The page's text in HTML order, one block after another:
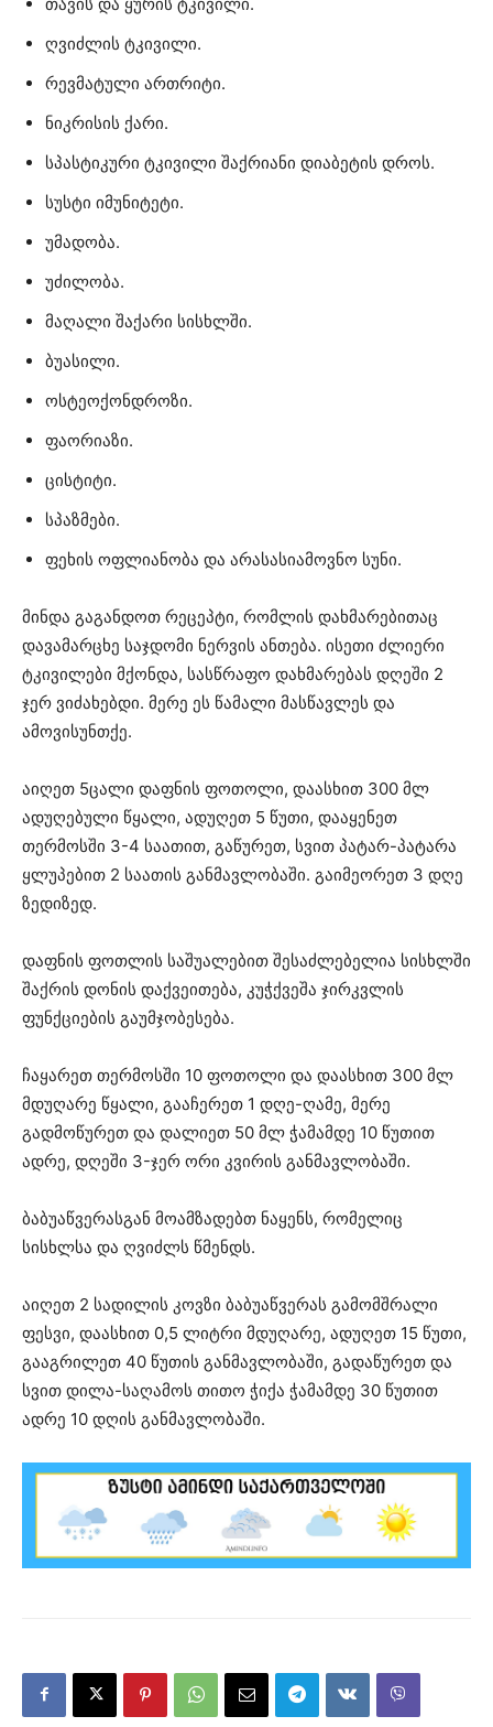
ღვიძლის ტკივილი.
რევმატული ართრიტი.
ნიკრისის ქარი.
სპასტიკური ტკივილი შაქრიანი დიაბეტის დროს.
სუსტი იმუნიტეტი.
უმადობა.
უძილობა.
მაღალი შაქარი სისხლში.
ბუასილი.
ოსტეოქონდროზი.
ფაორიაზი.
ცისტიტი.
სპაზმები.
ფეხის ოფლიანობა და არასასიამოვნო სუნი.
მინდა გაგანდოთ რეცეპტი, რომლის დახმარებითაც
დავამარცხე საჯდომი ნერვის ანთება. ისეთი ძლიერი
ტკივილები მქონდა, სასწრაფო დახმარებას დღეში 2
ჯერ ვიძახებდი. მერე ეს წამალი მასწავლეს და
ამოვისუნთქე.
აიღეთ 5ცალი დაფნის ფოთოლი, დაასხით 300 მლ
ადუღებული წყალი, ადუღეთ 5 წუთი, დააყენეთ
თერმოსში 3-4 საათით, გაწურეთ, სვით პატარ-პატარა
ყლუპებით 2 საათის განმავლობაში. გაიმეორეთ 3 დღე
ზედიზედ.
დაფნის ფოთლის საშუალებით შესაძლებელია სისხლში
შაქრის დონის დაქვეითება, კუჭქვეშა ჯირკვლის
ფუნქციების გაუმჯობესება.
ჩაყარეთ თერმოსში 10 ფოთოლი და დაასხით 300 მლ
მდუღარე წყალი, გააჩერეთ 1 დღე-ღამე, მერე
გადმოწურეთ და დალიეთ 50 მლ ჭამამდე 10 წუთით
ადრე, დღეში 3-ჯერ ორი კვირის განმავლობაში.
ბაბუაწვერასგან მოამზადებთ ნაყენს, რომელიც
სისხლსა და ღვიძლს წმენდს.
აიღეთ 2 სადილის კოვზი ბაბუაწვერას გამომშრალი
ფესვი, დაასხით 0,5 ლიტრი მდუღარე, ადუღეთ 15 წუთი,
გააგრილეთ 40 წუთის განმავლობაში, გადაწურეთ და
სვით დილა-საღამოს თითო ჭიქა ჭამამდე 30 წუთით
ადრე 10 დღის განმავლობაში.